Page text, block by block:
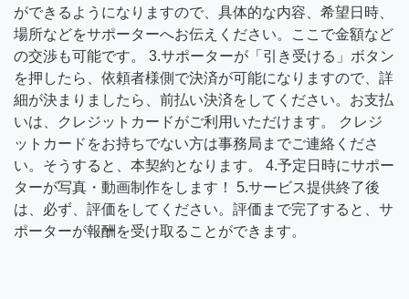
ができるようになりますので、具体的な内容、希望日時、
場所などをサポーターへお伝えください。ここで金額など
の交渉も可能です。 3.サポーターが「引き受ける」ボタン
を押したら、依頼者様側で決済が可能になりますので、詳
細が決まりましたら、前払い決済をしてください。お支払
いは、クレジットカードがご利用いただけます。 クレジ
ットカードをお持ちでない方は事務局までご連絡くださ
い。そうすると、本契約となります。 4.予定日時にサポー
ターが写真・動画制作をします！ 5.サービス提供終了後
は、必ず、評価をしてください。評価まで完了すると、サ
ポーターが報酬を受け取ることができます。